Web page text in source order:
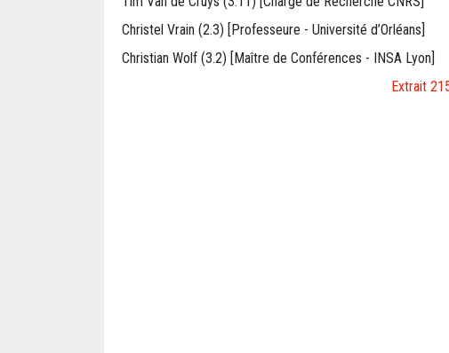
Christel Vrain (2.3) [Professeure - Université d’Orléans]
Christian Wolf (3.2) [Maître de Conférences - INSA Lyon]
Extrait